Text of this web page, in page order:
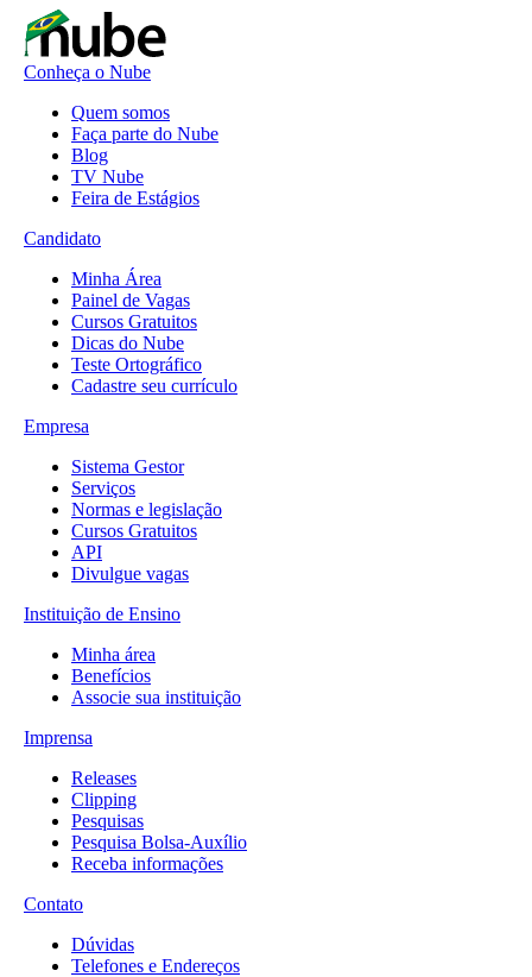
Conheça o Nube
Quem somos
Faça parte do Nube
Blog
TV Nube
Feira de Estágios
Candidato
Minha Área
Painel de Vagas
Cursos Gratuitos
Dicas do Nube
Teste Ortográfico
Cadastre seu currículo
Empresa
Sistema Gestor
Serviços
Normas e legislação
Cursos Gratuitos
API
Divulgue vagas
Instituição de Ensino
Minha área
Benefícios
Associe sua instituição
Imprensa
Releases
Clipping
Pesquisas
Pesquisa Bolsa-Auxílio
Receba informações
Contato
Dúvidas
Telefones e Endereços